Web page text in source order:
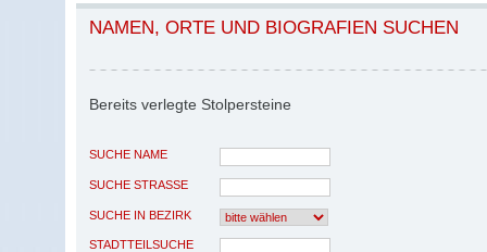
NAMEN, ORTE UND BIOGRAFIEN SUCHEN
Bereits verlegte Stolpersteine
SUCHE NAME
SUCHE STRASSE
SUCHE IN BEZIRK
STADTTEILSUCHE